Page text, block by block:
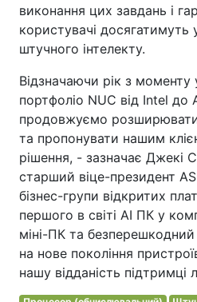
виконання цих завдань і
користувачі досягатимуть
штучного інтелекту.
Відзначаючи рік з моменту
портфоліо NUC від Intel до
продовжуємо розширювати
та пропонувати нашим
рішення, - зазначає Джекі
старший віце-президент
бізнес-групи відкритих
першого в світі AI ПК у
міні-ПК та безперешкодний
на нове покоління
нашу відданість підтримці